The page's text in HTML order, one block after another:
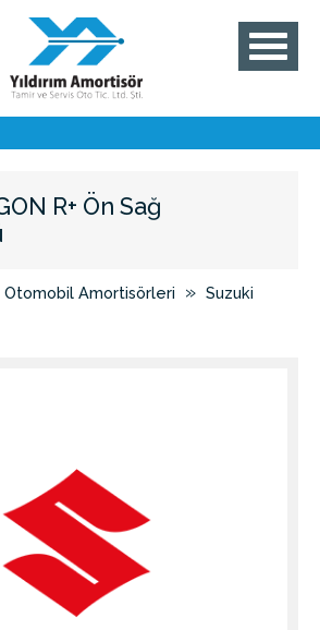
R+ Ön Sağ
Otomobil Amortisörleri » Suzuki